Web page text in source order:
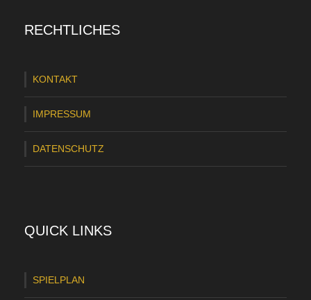
RECHTLICHES
KONTAKT
IMPRESSUM
DATENSCHUTZ
QUICK LINKS
SPIELPLAN